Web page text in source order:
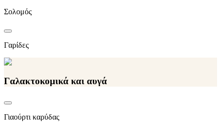
Σολομός
Γαρίδες
Γαλακτοκομικά και αυγά
Γιαούρτι καρύδας